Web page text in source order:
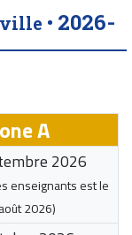
• 2026-
A
2026
enseignants est le
2026)